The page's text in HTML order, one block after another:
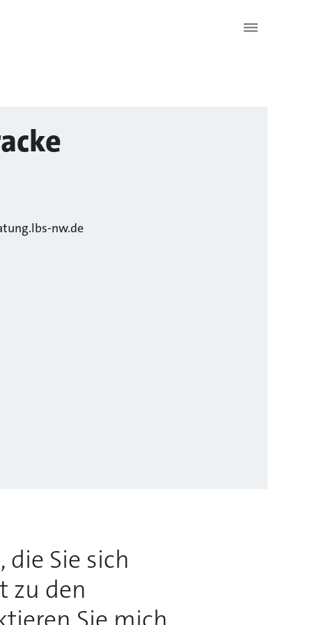
nw.de
Sie sich
zu den